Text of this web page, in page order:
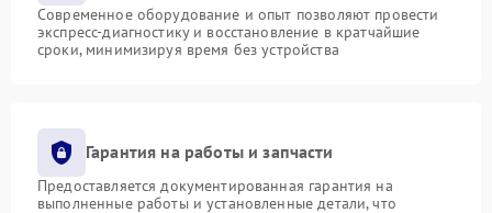
Современное оборудование и опыт позволяют провести
экспресс-диагностику и восстановление в кратчайшие
сроки, минимизируя время без устройства
Гарантия на работы и запчасти
Предоставляется документированная гарантия на
выполненные работы и установленные детали, что